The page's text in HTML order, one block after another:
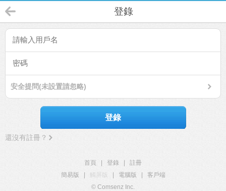
登錄
安全提問(未設置請忽略)
登錄
還沒有註冊？
首頁 登錄
註冊
簡易版
觸屏版 電腦版
客戶端
© Comsenz Inc.